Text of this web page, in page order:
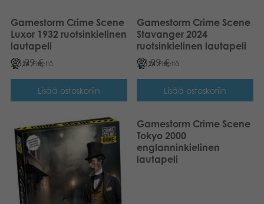
Gamestorm Crime Scene
Luxor 1932 ruotsinkielinen
lautapeli
23,99€
24 Pistettä
Lisää ostoskoriin
Gamestorm Crime Scene
Stavanger 2024
ruotsinkielinen lautapeli
23,99€
24 Pistettä
Lisää ostoskoriin
Gamestorm Crime Scene
Tokyo 2000
englanninkielinen
lautapeli